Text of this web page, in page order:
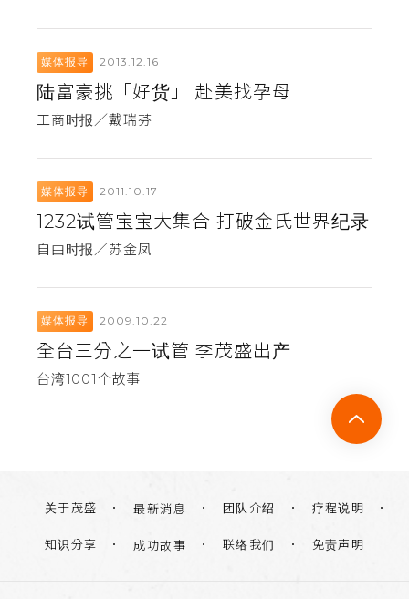
媒体报导 2013.12.16
陆富豪挑「好货」 赴美找孕母
工商时报／戴瑞芬
媒体报导 2011.10.17
1232试管宝宝大集合 打破金氏世界纪录
自由时报／苏金凤
媒体报导 2009.10.22
全台三分之一试管 李茂盛出产
台湾1001个故事
关于茂盛 最新消息 团队介绍 疗程说明
知识分享 成功故事 联络我们 免责声明